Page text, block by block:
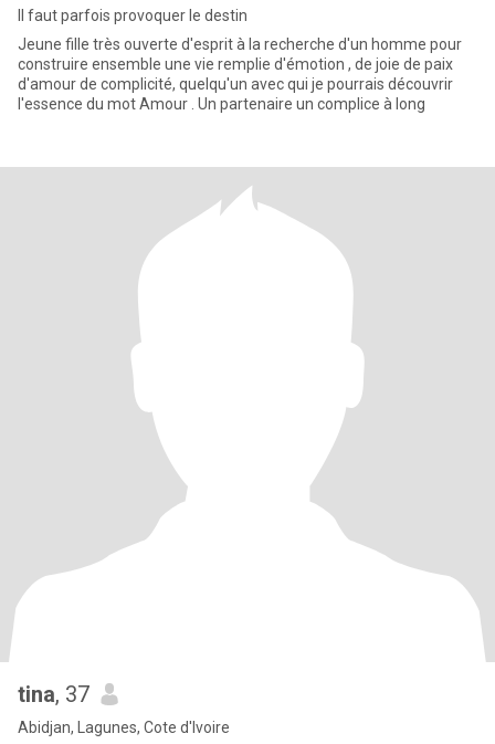
Il faut parfois provoquer le destin
Jeune fille très ouverte d'esprit à la recherche d'un homme pour
construire ensemble une vie remplie d'émotion , de joie de paix
d'amour de complicité, quelqu'un avec qui je pourrais découvrir
l'essence du mot Amour . Un partenaire un complice à long
tina, 37
Abidjan, Lagunes, Cote d'Ivoire